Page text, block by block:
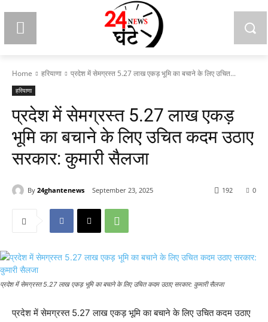
Home हरियाणा प्रदेश में सेमग्रस्त 5.27 लाख एकड़ भूमि का बचाने के लिए उचित...
हरियाणा
प्रदेश में सेमग्रस्त 5.27 लाख एकड़
भूमि का बचाने के लिए उचित कदम उठाए
सरकार: कुमारी सैलजा
By 24ghantenews September 23, 2025 0
192
प्रदेश में सेमग्रस्त 5.27 लाख एकड़ भूमि का बचाने के लिए उचित कदम उठाए सरकार: कुमारी सैलजा
प्रदेश में सेमग्रस्त 5.27 लाख एकड़ भूमि का बचाने के लिए उचित कदम उठाए